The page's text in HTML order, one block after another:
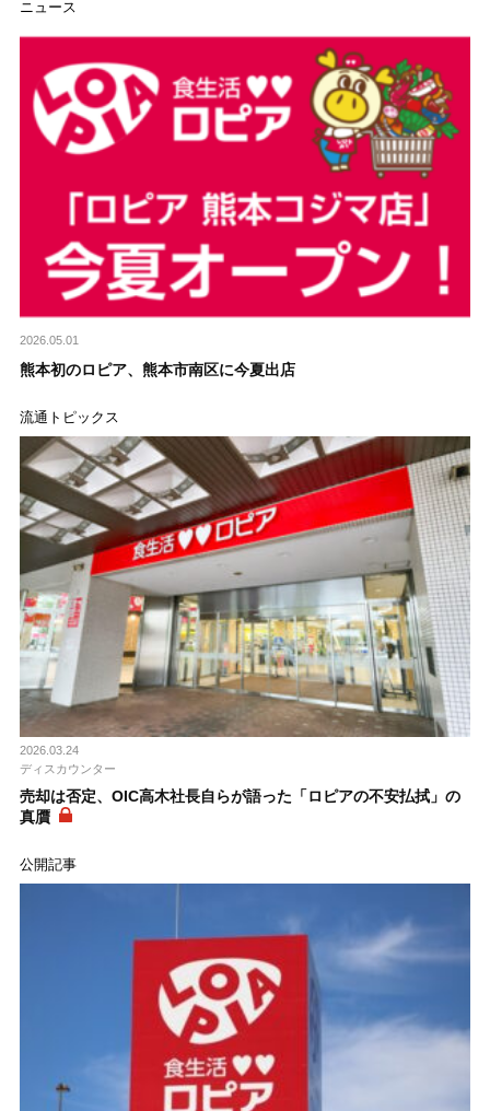
ニュース
2026.05.01
熊本初のロピア、熊本市南区に今夏出店
流通トピックス
2026.03.24
ディスカウンター
売却は否定、OIC高木社長自らが語った「ロピアの不安払拭」の
真贋
公開記事